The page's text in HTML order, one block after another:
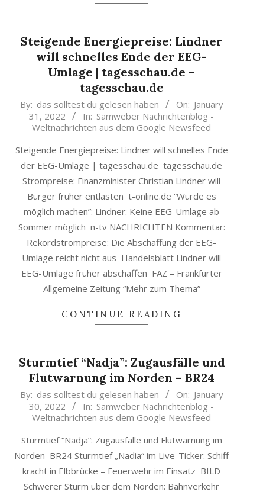
Steigende Energiepreise: Lindner
will schnelles Ende der EEG-
Umlage | tagesschau.de –
tagesschau.de
2022-
By: das solltest du gelesen haben On: January
31, 2022
In: Samweber Nachrichtenblog -
Weltnachrichten aus dem Google Newsfeed
Steigende Energiepreise: Lindner will schnelles Ende
der EEG-Umlage | tagesschau.de tagesschau.de
Strompreise: Finanzminister Christian Lindner will
Bürger früher entlasten t-online.de “Würde es
möglich machen”: Lindner: Keine EEG-Umlage ab
Sommer möglich n-tv NACHRICHTEN Kommentar:
Rekordstrompreise: Die Abschaffung der EEG-
Umlage reicht nicht aus Handelsblatt Lindner will
EEG-Umlage früher abschaffen FAZ – Frankfurter
Allgemeine Zeitung “Mehr zum Thema”
CONTINUE READING
Sturmtief “Nadja”: Zugausfälle und
Flutwarnung im Norden – BR24
2022-
By: das solltest du gelesen haben On: January
30, 2022
In: Samweber Nachrichtenblog -
Weltnachrichten aus dem Google Newsfeed
Sturmtief “Nadja”: Zugausfälle und Flutwarnung im
Norden BR24 Sturmtief „Nadia“ im Live-Ticker: Schiff
kracht in Elbbrücke – Feuerwehr im Einsatz BILD
Schwerer Sturm über dem Norden: Bahnverkehr